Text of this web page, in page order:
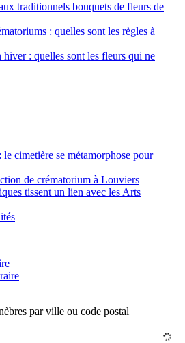
traditionnels bouquets de fleurs de
: quelles sont les règles à
: quelles sont les fleurs qui ne
cimetière se métamorphose pour
de crématorium à Louviers
tissent un lien avec les Arts
par ville ou code postal